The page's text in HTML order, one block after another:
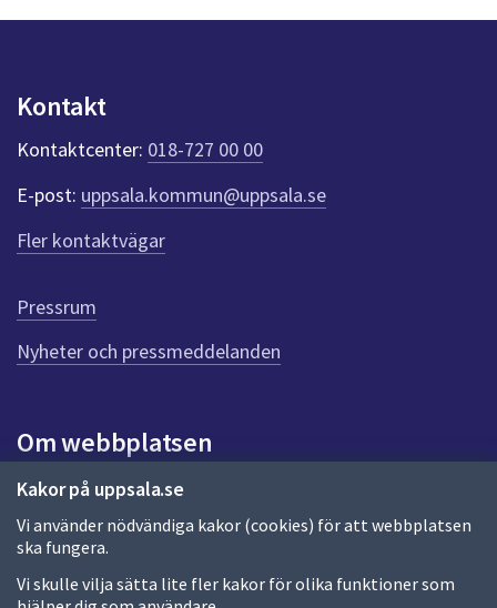
Kakor på uppsala.se
Vi använder nödvändiga kakor (cookies) för att webbplatsen
ska fungera.
Vi skulle vilja sätta lite fler kakor för olika funktioner som
y
n
t
r
ö
e
n
n
i
d
a
Kontakt
Kontaktcenter: 018-727 00 00
E-post: uppsala.kommun@uppsala.se
Fler kontaktvägar
Pressrum
Nyheter och pressmeddelanden
Om webbplatsen
Om webbplatsen
Allmänna handlingar och diarium
Behandling av personuppgifter